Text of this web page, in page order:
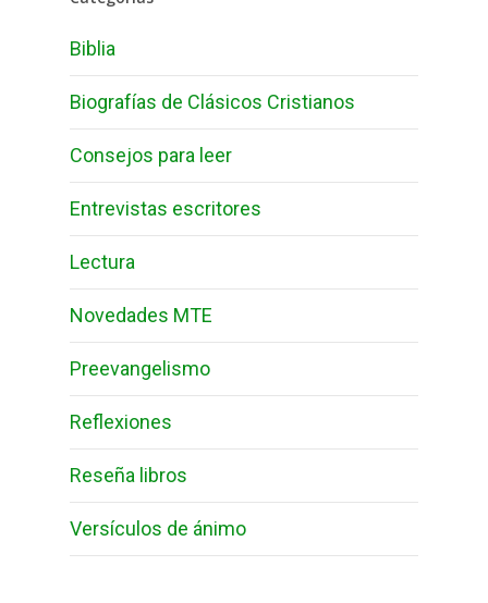
Biblia
Biografías de Clásicos Cristianos
Consejos para leer
Entrevistas escritores
Lectura
Novedades MTE
Preevangelismo
Reflexiones
Reseña libros
Versículos de ánimo